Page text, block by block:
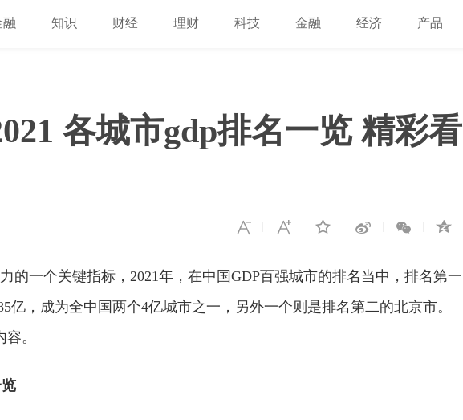
融 知识 财经 理财 科技 金融 经济 产品
各城市gdp排名一览 精彩看
的一个关键指标， 2021年，在中国GDP百强城市的排名当中，排名第一
亿， 成为全中国两个4亿城市之一，另外一个则是排名第二的北京市。
。